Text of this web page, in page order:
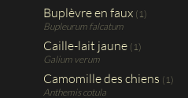
Buplèvre en faux (1)
Bupleurum falcatum
Caille-lait jaune (1)
Galium verum
Camomille des chiens (1)
Anthemis cotula